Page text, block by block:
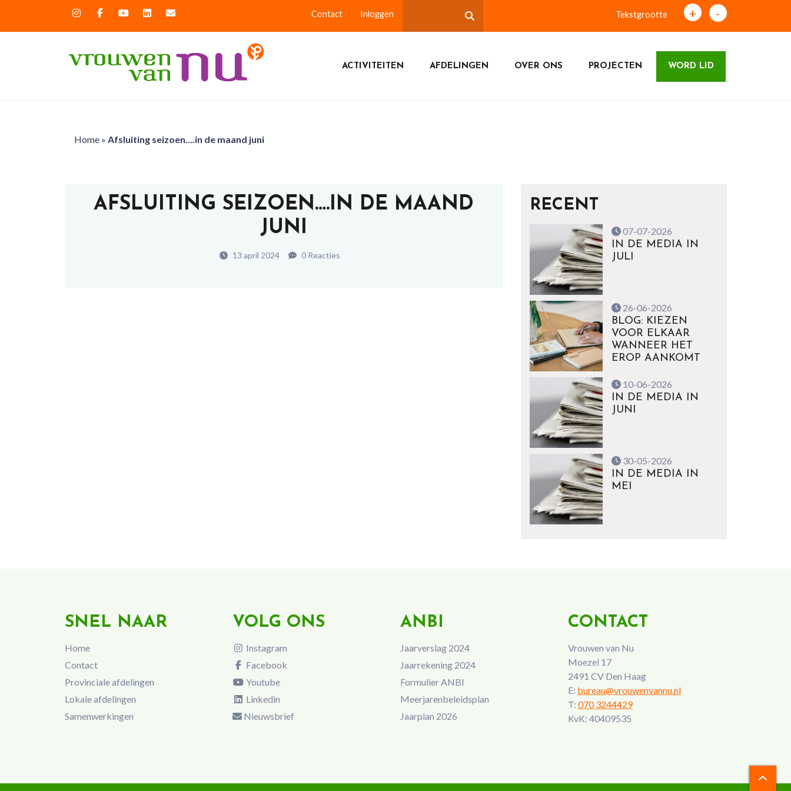
Contact Inloggen Tekstgrootte + -
ACTIVITEITEN AFDELINGEN OVER ONS PROJECTEN WORD LID
Home» Afsluiting seizoen….in de maand juni
AFSLUITING SEIZOEN….IN DE MAAND
JUNI
13 april 2024 0 Reacties
RECENT
07-07-2026
IN DE MEDIA IN
JULI
26-06-2026
BLOG: KIEZEN
VOOR ELKAAR
WANNEER HET
EROP AANKOMT
10-06-2026
IN DE MEDIA IN
JUNI
30-05-2026
IN DE MEDIA IN
MEI
SNEL NAAR
Home
Contact
Provinciale afdelingen
Lokale afdelingen
Samenwerkingen
VOLG ONS
Instagram
Facebook
Youtube
Linkedin
Nieuwsbrief
ANBI
Jaarverslag 2024
Jaarrekening 2024
Formulier ANBI
Meerjarenbeleidsplan
Jaarplan 2026
CONTACT
Vrouwen van Nu
Moezel 17
2491 CV Den Haag
E: bureau@vrouwenvannu.nl
T: 070 3244429
KvK: 40409535